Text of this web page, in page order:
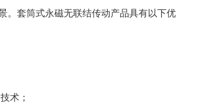
。套筒式永磁无联结传动产品具有以下优
术；